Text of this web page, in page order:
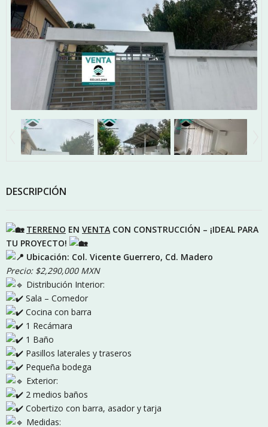
DESCRIPCIÓN
TERRENO EN VENTA CON CONSTRUCCIÓN – ¡IDEAL PARA
TU PROYECTO!
Ubicación: Col. Vicente Guerrero, Cd. Madero
Precio: $2,290,000 MXN
Distribución Interior:
Sala – Comedor
Cocina con barra
1 Recámara
1 Baño
Pasillos laterales y traseros
Pequeña bodega
Exterior:
2 medios baños
Cobertizo con barra, asador y tarja
Medidas: